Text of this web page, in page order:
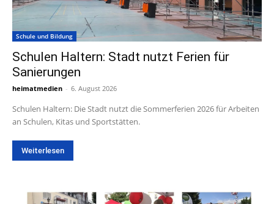
Schule und Bildung
Schulen Haltern: Stadt nutzt Ferien für
Sanierungen
heimatmedien - 6. August 2026
Schulen Haltern: Die Stadt nutzt die Sommerferien 2026 für Arbeiten
an Schulen, Kitas und Sportstätten.
Weiterlesen